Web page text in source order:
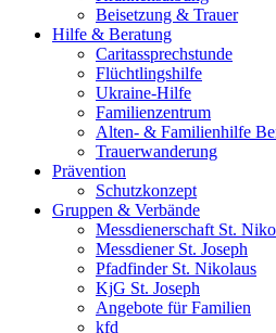
Beisetzung & Trauer
Hilfe & Beratung
Caritassprechstunde
Flüchtlingshilfe
Ukraine-Hilfe
Familienzentrum
Alten- & Familienhilfe
Trauerwanderung
Prävention
Schutzkonzept
Gruppen & Verbände
Messdienerschaft St.
Messdiener St. Joseph
Pfadfinder St. Nikolaus
KjG St. Joseph
Angebote für Familien
kfd